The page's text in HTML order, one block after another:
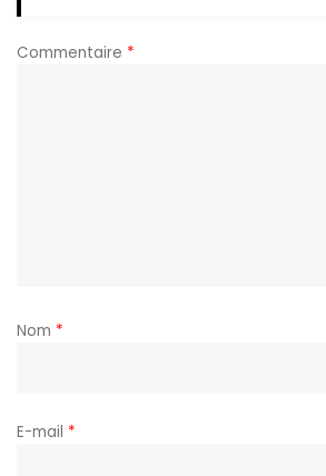
Commentaire *
Nom *
E-mail *